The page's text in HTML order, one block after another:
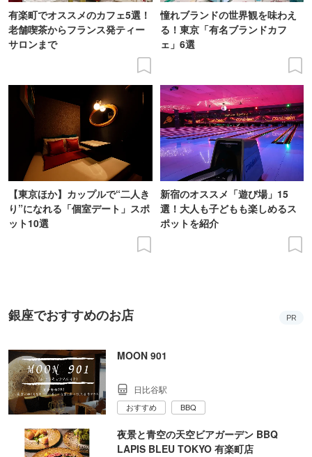
有楽町でオススメのカフェ5選！
老舗喫茶からフランス発ティー
サロンまで
憧れブランドの世界観を味わえ
る！東京「有名ブランドカフ
ェ」6選
【東京ほか】カップルで“二人き
り”になれる「個室デート」スポ
ット10選
新宿のオススメ「遊び場」15
選！大人も子どもも楽しめるス
ポットを紹介
銀座でおすすめのお店 PR
MOON 901
日比谷駅
おすすめ BBQ
夜景と青空の天空ビアガーデン BBQ
LAPIS BLEU TOKYO 有楽町店